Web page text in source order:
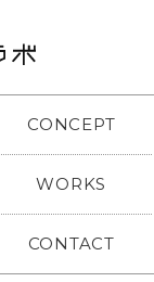
CONCEPT
WORKS
CONTACT